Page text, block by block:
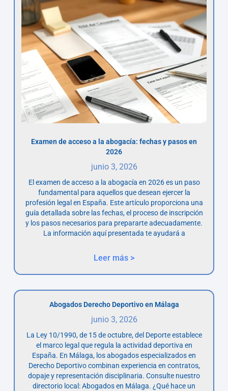
Examen de acceso a la abogacía: fechas y pasos en
2026
junio 3, 2026
El examen de acceso a la abogacía en 2026 es un paso
fundamental para aquellos que desean ejercer la
profesión legal en España. Este artículo proporciona una
guía detallada sobre las fechas, el proceso de inscripción
y los pasos necesarios para prepararte adecuadamente.
La información aquí presentada te ayudará a
Leer más >
Abogados Derecho Deportivo en Málaga
junio 3, 2026
La Ley 10/1990, de 15 de octubre, del Deporte establece
el marco legal que regula la actividad deportiva en
España. En Málaga, los abogados especializados en
Derecho Deportivo combinan experiencia en contratos,
dopaje y representación disciplinaria. Consulte nuestro
directorio local: Abogados en Málaga. ¿Qué hace un